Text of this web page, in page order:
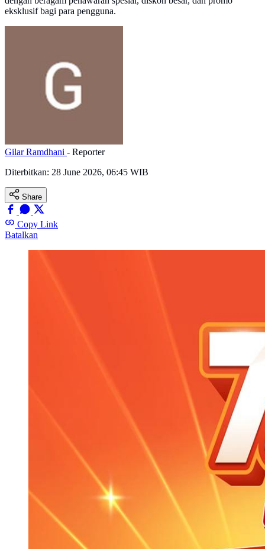
eksklusif bagi para pengguna.
Gilar Ramdhani - Reporter
Diterbitkan: 28 June 2026, 06:45 WIB
Share
Copy Link
Batalkan